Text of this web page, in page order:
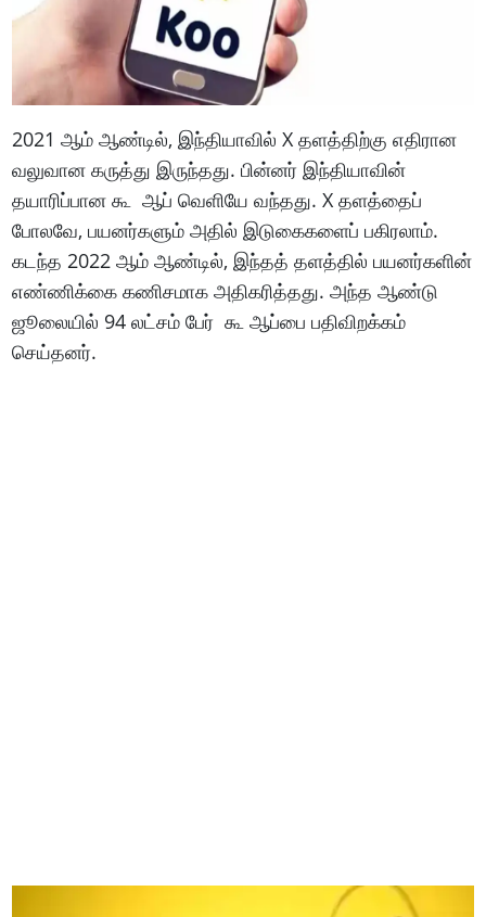
2021 ஆம் ஆண்டில், இந்தியாவில் X தளத்திற்கு எதிரான
வலுவான கருத்து இருந்தது. பின்னர் இந்தியாவின்
தயாரிப்பான கூ ஆப் வெளியே வந்தது. X தளத்தைப்
போலவே, பயனர்களும் அதில் இடுகைகளைப் பகிரலாம்.
கடந்த 2022 ஆம் ஆண்டில், இந்தத் தளத்தில் பயனர்களின்
எண்ணிக்கை கணிசமாக அதிகரித்தது. அந்த ஆண்டு
ஜூலையில் 94 லட்சம் பேர் கூ ஆப்பை பதிவிறக்கம்
செய்தனர்.